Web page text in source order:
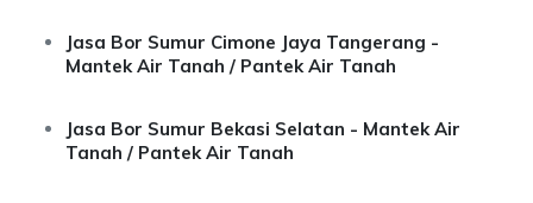
Jasa Bor Sumur Cimone Jaya Tangerang -
Mantek Air Tanah / Pantek Air Tanah
Jasa Bor Sumur Bekasi Selatan - Mantek Air
Tanah / Pantek Air Tanah